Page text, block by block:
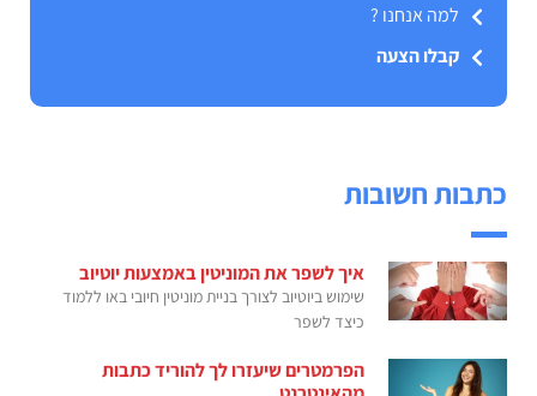
למה אנחנו ?
קבלו הצעה
כתבות חשובות
איך לשפר את המוניטין באמצעות יוטיוב
שימוש ביוטיוב לצורך בניית מוניטין חיובי באו ללמוד
כיצד לשפר
הפרמטרים שיעזרו לך להוריד כתבות